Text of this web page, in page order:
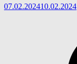
07.02.202410.02.2024